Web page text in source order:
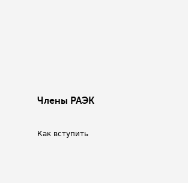
Члены РАЭК
Как вступить